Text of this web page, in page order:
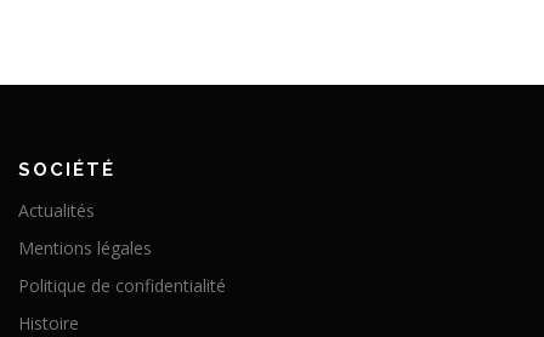
SOCIÉTÉ
Actualités
Mentions légales
Politique de confidentialité
Histoire